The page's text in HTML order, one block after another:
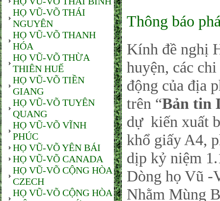
HỌ VŨ-VÕ THÁI
NGUYÊN
HỌ VŨ-VÕ THANH
HÓA
HỌ VŨ-VÕ THỪA
THIÊN HUẾ
HỌ VŨ-VÕ TIỀN
GIANG
HỌ VŨ-VÕ TUYÊN
QUANG
HỌ VŨ-VÕ VĨNH
PHÚC
HỌ VŨ-VÕ YÊN BÁI
HỌ VŨ-VÕ CANADA
HỌ VŨ-VÕ CỘNG HÒA
CZECH
HỌ VŨ-VÕ CỘNG HÒA
Thông báo
Kính đề nghị
huyện, các
động của địa
trên “Bản tin
dự kiến xuất
khổ giấy A4,
dịp kỷ niệm
Dòng họ Vũ -
Nhằm Mùng